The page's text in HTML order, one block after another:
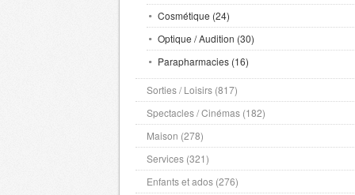
Cosmétique (24)
Optique / Audition (30)
Parapharmacies (16)
Sorties / Loisirs (817)
Spectacles / Cinémas (182)
Maison (278)
Services (321)
Enfants et ados (276)